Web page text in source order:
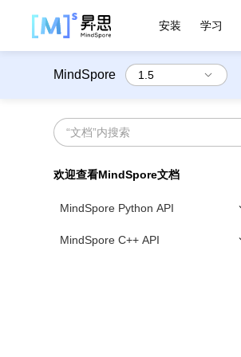
安装 学习
MindSpore
欢迎查看MindSpore文档
MindSpore Python API
mindspore
MindSpore C++ API